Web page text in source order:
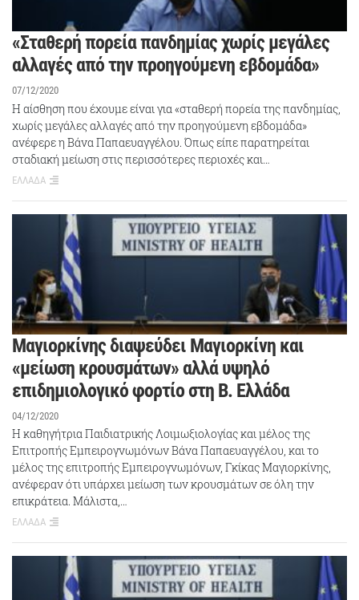
«Σταθερή πορεία πανδημίας χωρίς μεγάλες
αλλαγές από την προηγούμενη εβδομάδα»
07/12/2020
Η αίσθηση που έχουμε είναι για «σταθερή πορεία της πανδημίας,
χωρίς μεγάλες αλλαγές από την προηγούμενη εβδομάδα»
ανέφερε η Βάνα Παπαευαγγέλου. Όπως είπε παρατηρείται
σταδιακή μείωση στις περισσότερες περιοχές και…
ΕΛΛΑΔΑ
Μαγιορκίνης διαψεύδει Μαγιορκίνη και
«μείωση κρουσμάτων» αλλά υψηλό
επιδημιολογικό φορτίο στη Β. Ελλάδα
04/12/2020
Η καθηγήτρια Παιδιατρικής Λοιμωξιολογίας και μέλος της
Επιτροπής Εμπειρογνωμόνων Βάνα Παπαευαγγέλου, και το
μέλος της επιτροπής Εμπειρογνωμόνων, Γκίκας Μαγιορκίνης,
ανέφεραν ότι υπάρχει μείωση των κρουσμάτων σε όλη την
επικράτεια. Μάλιστα,…
ΕΛΛΑΔΑ